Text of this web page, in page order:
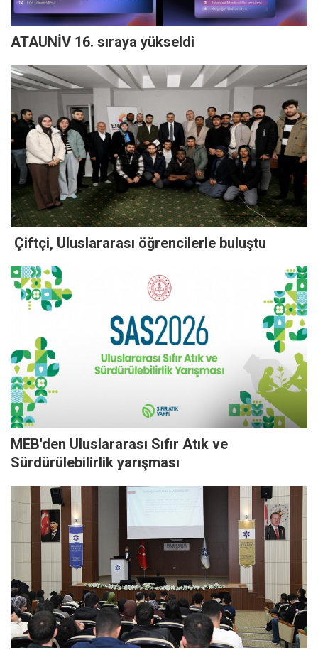
ATAUNİV 16. sıraya yükseldi
Çiftçi, Uluslararası öğrencilerle buluştu
MEB'den Uluslararası Sıfır Atık ve
Sürdürülebilirlik yarışması